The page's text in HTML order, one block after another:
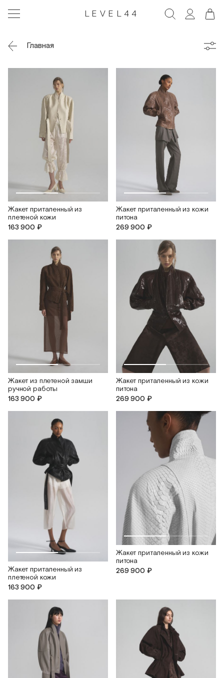
LEVEL44
Главная
Жакет приталенный из
плетеной кожи
163 900 ₽
Жакет приталенный из кожи
питона
269 900 ₽
Жакет из плетеной замши
ручной работы
163 900 ₽
Жакет приталенный из кожи
питона
269 900 ₽
Жакет приталенный из
плетеной кожи
163 900 ₽
Жакет приталенный из кожи
питона
269 900 ₽